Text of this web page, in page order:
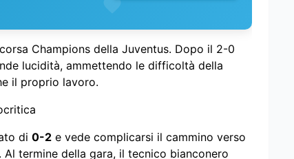
Champions della Juventus. Dopo il 2-0
lucidità, ammettendo le difficoltà della
il proprio lavoro.
di 0-2 e vede complicarsi il cammino verso
. Al termine della gara, il tecnico bianconero